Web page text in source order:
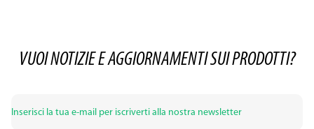
VUOI NOTIZIE E AGGIORNAMENTI SUI PRODOTTI?